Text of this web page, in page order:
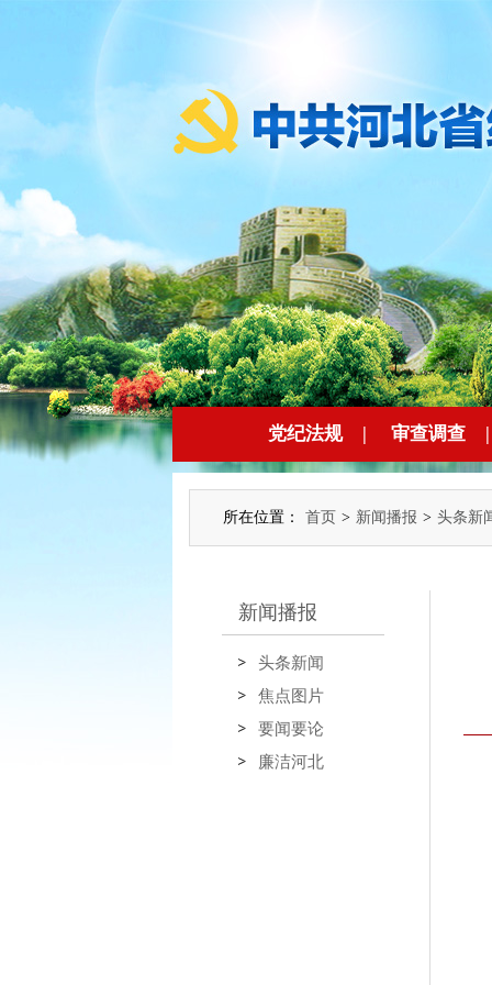
党纪法规 | 审查调查 |
所在位置： 首页 > 新闻播报 > 头条新
新闻播报
头条新闻
焦点图片
要闻要论
廉洁河北